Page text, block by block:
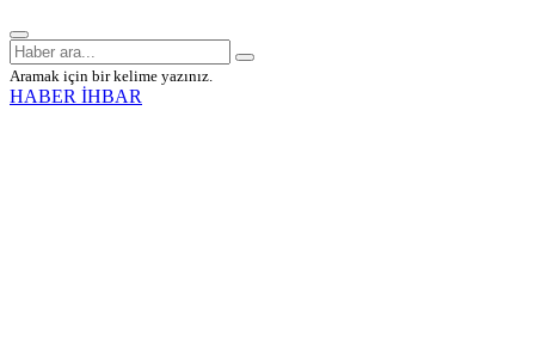
Aramak için bir kelime yazınız.
HABER İHBAR